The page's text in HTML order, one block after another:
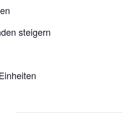
steigern